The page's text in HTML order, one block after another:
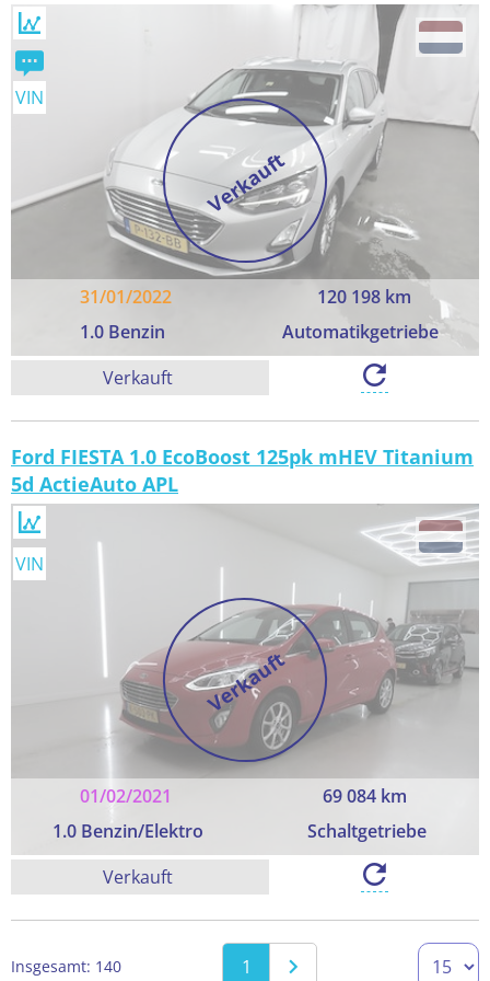
Verkauft
31/01/2022
120 198 km
1.0 Benzin
Automatikgetriebe
VIN
Verkauft
Ford FIESTA 1.0 EcoBoost 125pk mHEV Titanium
5d ActieAuto APL
Verkauft
01/02/2021
69 084 km
1.0 Benzin/Elektro
Schaltgetriebe
VIN
Verkauft
Insgesamt: 140 1